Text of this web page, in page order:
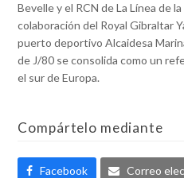
Bevelle y el RCN de La Línea de
colaboración del Royal Gibraltar
puerto deportivo Alcaidesa
de J/80 se consolida como un
el sur de Europa.
Compártelo mediante
Facebook Correo